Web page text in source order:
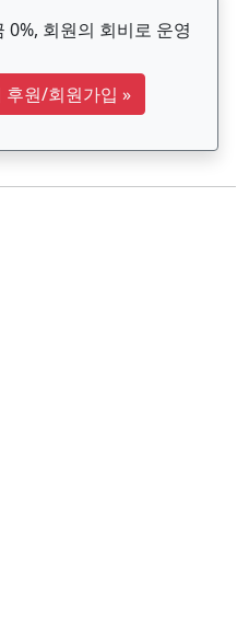
0%, 회원의 회비로 운영
후원/회원가입 »